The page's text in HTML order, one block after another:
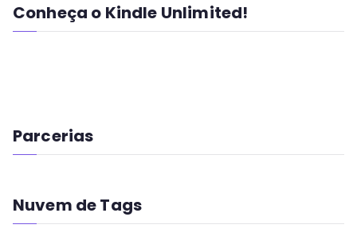
Conheça o Kindle Unlimited!
Parcerias
Nuvem de Tags